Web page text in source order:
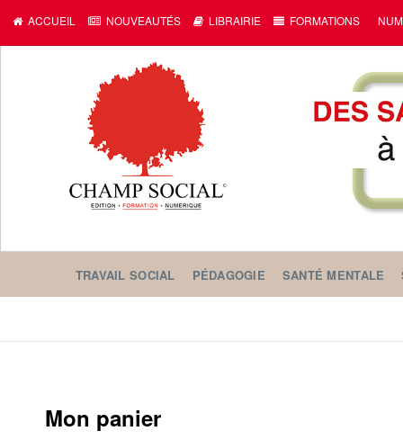
ACCUEIL NOUVEAUTÉS LIBRAIRIE FORMATIONS
TRAVAIL SOCIAL PÉDAGOGIE SANTÉ MENTALE
Mon panier